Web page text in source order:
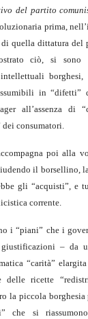
del partito
prima,
quella dittatura del
ciò, si sono
borghesi,
in “difetti”
all’assenza di
consumatori.
poi alla
il borsellino,
gli “acquisti”, e
corrente.
i “piani” che i
– da
“carità”
delle ricette
la piccola
che si